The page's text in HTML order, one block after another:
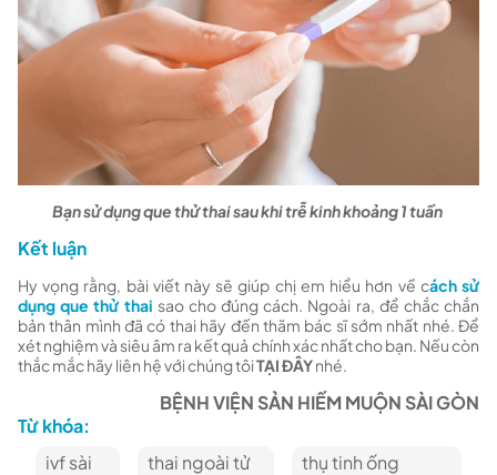
Bạn sử dụng que thử thai sau khi trễ kinh khoảng 1 tuần
Kết luận
Hy vọng rằng, bài viết này sẽ giúp chị em hiểu hơn về cách sử
dụng que thử thai sao cho đúng cách. Ngoài ra, để chắc chắn
bản thân mình đã có thai hãy đến thăm bác sĩ sớm nhất nhé. Để
xét nghiệm và siêu âm ra kết quả chính xác nhất cho bạn. Nếu còn
thắc mắc hãy liên hệ với chúng tôiTẠI ĐÂYnhé.
BỆNH VIỆN SẢN HIẾM MUỘN SÀI GÒN
Từ khóa:
ivf sài
thai ngoài tử
thụ tinh ống